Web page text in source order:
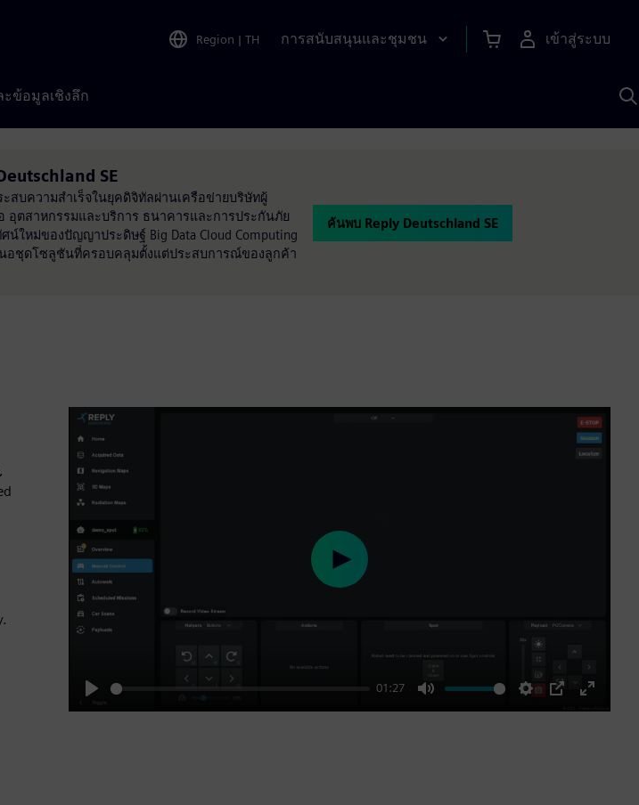
Region | TH การสนับสนุนและชุมชน เข้าสู่ระบบ
ข้อมูลเชิงลึก
SE
สบความสำเร็จในยุคดิจิทัลผ่านเครือข่ายบริษัทผู้
ตสาหกรรมและบริการ ธนาคารและการประกันภัย
ใหม่ของปัญญาประดิษฐ์ Big Data Cloud Computing
นอชุดโซลูชันที่ครอบคลุมตั้งแต่ประสบการณ์ของลูกค้า
ค้นพบ Reply Deutschland SE
Play
01:27
Mute Settings
PIP
Enter
Play